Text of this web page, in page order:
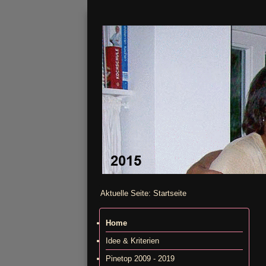
Aktuelle Seite: Startseite
Home
Idee & Kriterien
Pinetop 2009 - 2019